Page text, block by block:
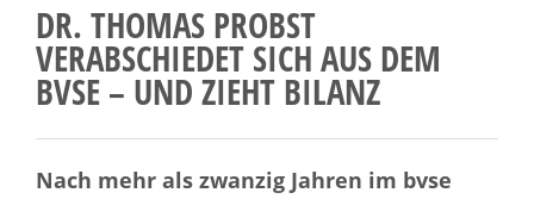
DR. THOMAS PROBST
VERABSCHIEDET SICH AUS DEM
BVSE – UND ZIEHT BILANZ
Nach mehr als zwanzig Jahren im bvse